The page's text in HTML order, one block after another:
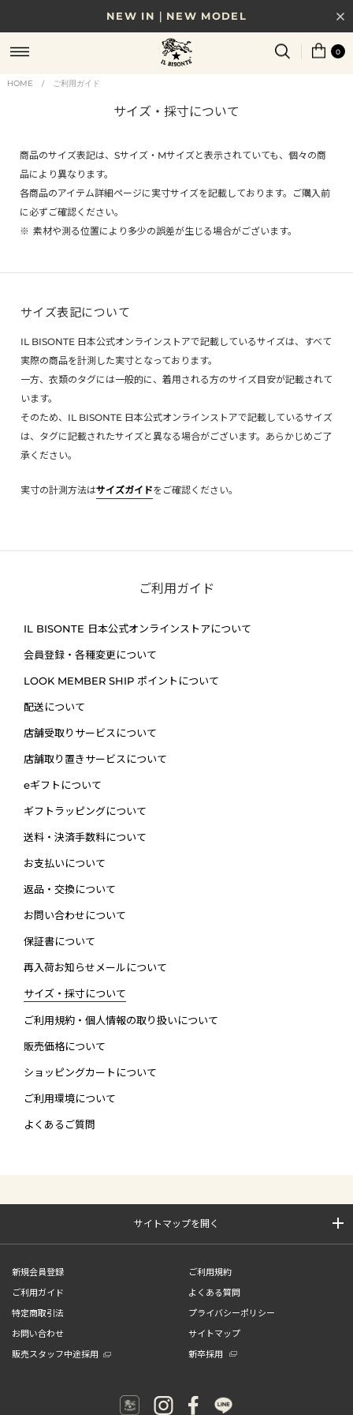
NEW IN｜NEW MODEL
8/17(月)10時まで｜税込11,000円以上で送料無料
贈る相手やシーンから選べる、新しいギフトガイド
NEW IN｜COLOR LEATHER
0
HOME / ご利用ガイド
サイズ・採寸について
商品のサイズ表記は、Sサイズ・Mサイズと表示されていても、個々の商
品により異なります。
各商品のアイテム詳細ページに実寸サイズを記載しております。ご購入前
に必ずご確認ください。
素材や測る位置により多少の誤差が生じる場合がございます。
サイズ表記について
IL BISONTE 日本公式オンラインストアで記載しているサイズは、すべて
実際の商品を計測した実寸となっております。
一方、衣類のタグには一般的に、着用される方のサイズ目安が記載されて
います。
そのため、IL BISONTE 日本公式オンラインストアで記載しているサイズ
は、タグに記載されたサイズと異なる場合がございます。あらかじめご了
承ください。
実寸の計測方法はサイズガイドをご確認ください。
ご利用ガイド
IL BISONTE 日本公式オンラインストアについて
会員登録・各種変更について
LOOK MEMBER SHIP ポイントについて
配送について
店舗受取りサービスについて
店舗取り置きサービスについて
eギフトについて
ギフトラッピングについて
送料・決済手数料について
お支払いについて
返品・交換について
お問い合わせについて
保証書について
再入荷お知らせメールについて
サイズ・採寸について
ご利用規約・個人情報の取り扱いについて
販売価格について
ショッピングカートについて
ご利用環境について
よくあるご質問
サイトマップを開く
新規会員登録
ご利用規約
ご利用ガイド
よくある質問
特定商取引法
プライバシーポリシー
お問い合わせ
サイトマップ
販売スタッフ中途採用
新卒採用